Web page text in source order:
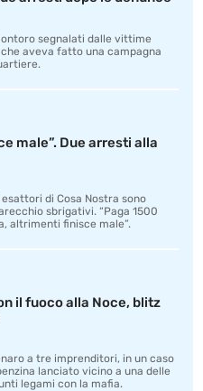
segnalati dalle vittime
aveva fatto una campagna
male”. Due arresti alla
di Cosa Nostra sono
sbrigativi. “Paga 1500
altrimenti finisce male”.
il fuoco alla Noce, blitz
a tre imprenditori, in un caso
lanciato vicino a una delle
legami con la mafia.